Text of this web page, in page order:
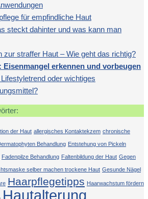
für empfindliche Haut
steckt dahinter und was kann man
zur straffer Haut – Wie geht das richtig?
Eisenmangel erkennen und vorbeugen
oder wichtiges
der Haut allergisches Kontaktekzem chronische
Behandlung Entstehung von Pickeln
Fadenpilze Behandlung Faltenbildung der Haut Gegen
selber machen trockene Haut Gesunde Nägel
Haarpflegetipps Haarwachstum fördern
Hautalterung